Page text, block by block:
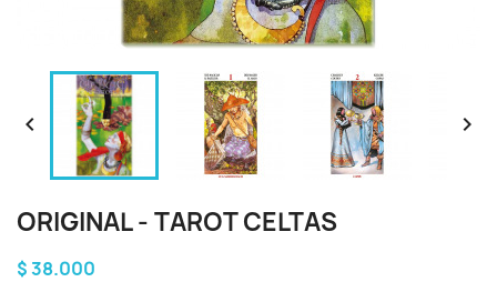
 
ORIGINAL - TAROT CELTAS
$ 38.000